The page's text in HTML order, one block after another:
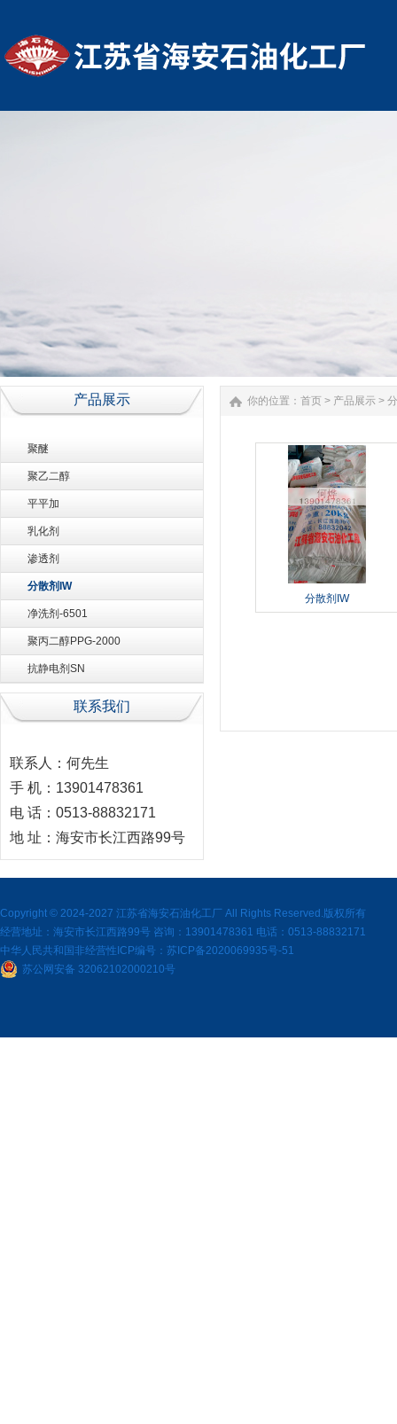
产品展示
聚醚
聚乙二醇
平平加
乳化剂
渗透剂
分散剂IW
净洗剂-6501
聚丙二醇PPG-2000
抗静电剂SN
联系我们
联系人：何先生
手 机：13901478361
电 话：0513-88832171
地 址：海安市长江西路99号
你的位置： 首页 > 产品展示 >
分散剂IW
Copyright © 2024-2027 江苏省海安石油化工厂 All Rights Reserved.版权所有
经营地址：海安市长江西路99号 咨询：13901478361 电话：0513-88832171
中华人民共和国非经营性ICP编号： 苏ICP备2020069935号-51
苏公网安备 32062102000210号